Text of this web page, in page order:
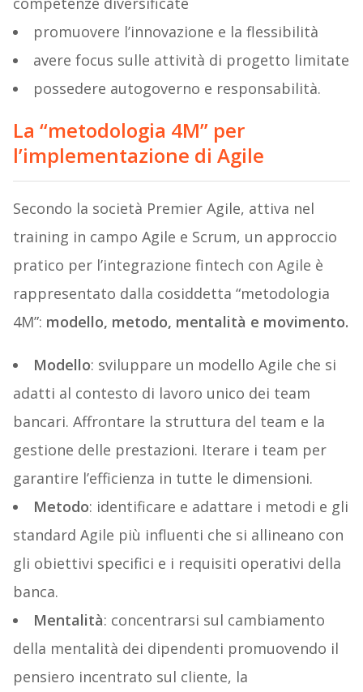
promuovere l’innovazione e la flessibilità
avere focus sulle attività di progetto limitate
possedere autogoverno e responsabilità.
La “metodologia 4M” per
l’implementazione di Agile
Secondo la società Premier Agile, attiva nel
training in campo Agile e Scrum, un approccio
pratico per l’integrazione fintech con Agile è
rappresentato dalla cosiddetta “metodologia
4M”: modello, metodo, mentalità e movimento.
Modello: sviluppare un modello Agile che si
adatti al contesto di lavoro unico dei team
bancari. Affrontare la struttura del team e la
gestione delle prestazioni. Iterare i team per
garantire l’efficienza in tutte le dimensioni.
Metodo: identificare e adattare i metodi e gli
standard Agile più influenti che si allineano con
gli obiettivi specifici e i requisiti operativi della
banca.
Mentalità: concentrarsi sul cambiamento
della mentalità dei dipendenti promuovendo il
pensiero incentrato sul cliente, la